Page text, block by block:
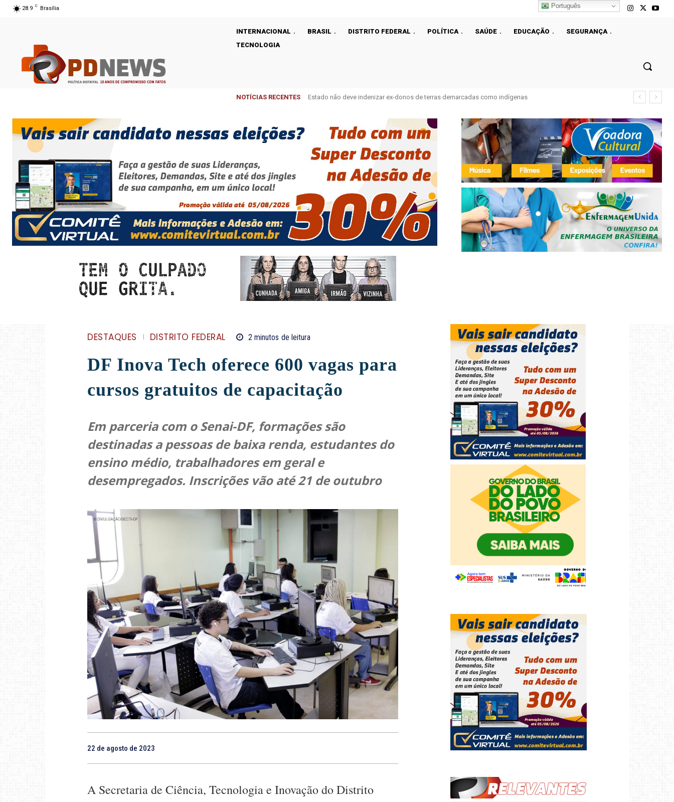
28.9 C Brasília
INTERNACIONAL BRASIL DISTRITO FEDERAL POLÍTICA SAÚDE EDUCAÇÃO
SEGURANÇA
TECNOLOGIA
NOTÍCIAS RECENTES Estado não deve indenizar ex-donos de terras demarcadas como indígenas
DESTAQUES DISTRITO FEDERAL 2 minutos de leitura
DF Inova Tech oferece 600 vagas para
cursos gratuitos de capacitação
Em parceria com o Senai-DF, formações são
destinadas a pessoas de baixa renda, estudantes do
ensino médio, trabalhadores em geral e
desempregados. Inscrições vão até 21 de outubro
22 de agosto de 2023
A Secretaria de Ciência, Tecnologia e Inovação do Distrito
Português